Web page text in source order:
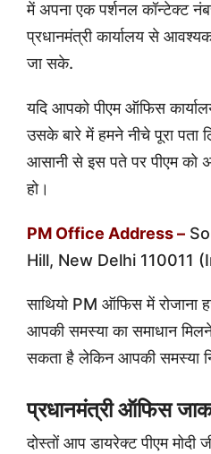
में अपना एक पर्शनल कॉन्टेक्ट
प्रधानमंत्री कार्यालय से
जा सके.
यदि आपको पीएम ऑफिस
उसके बारे में हमने नीचे पूरा
आसानी से इस पते पर पीएम को
हो।
PM Office Address –
Hill, New Delhi 110011
साथियो PM ऑफिस में रोजाना
आपकी समस्या का समाधान
सकता है लेकिन आपकी समस्या
प्रधानमंत्री ऑफिस
दोस्तों आप डायरेक्ट पीएम